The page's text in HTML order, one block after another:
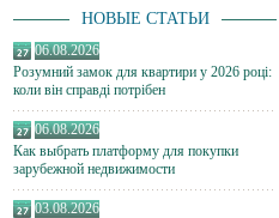
НОВЫЕ СТАТЬИ
06.08.2026
Розумний замок для квартири у 2026 році:
коли він справді потрібен
06.08.2026
Как выбрать платформу для покупки
зарубежной недвижимости
03.08.2026